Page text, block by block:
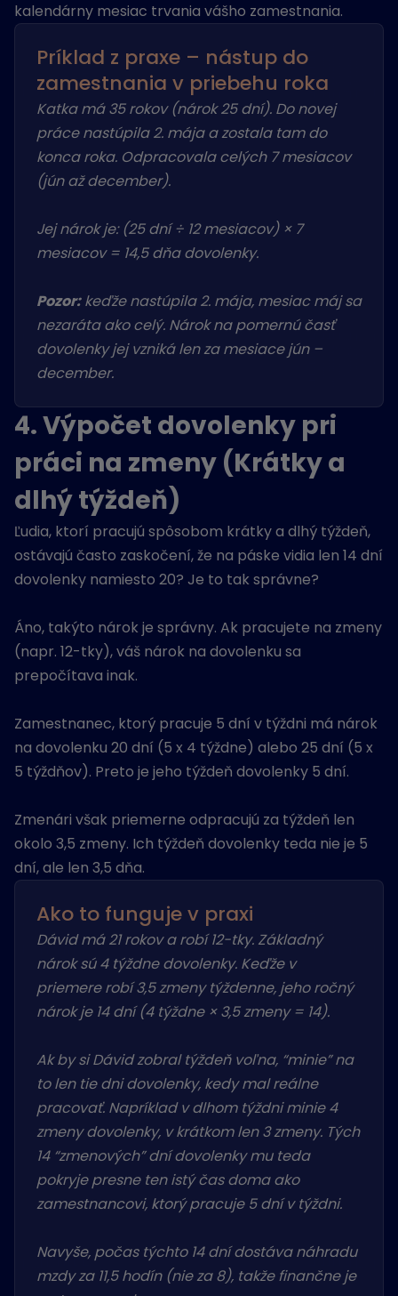
kalendárny mesiac trvania vášho zamestnania.
Príklad z praxe – nástup do
zamestnania v priebehu roka
Katka má 35 rokov (nárok 25 dní). Do novej
práce nastúpila 2. mája a zostala tam do
konca roka. Odpracovala celých 7 mesiacov
(jún až december).
Jej nárok je: (25 dní ÷ 12 mesiacov) × 7
mesiacov = 14,5 dňa dovolenky.
Pozor:keďže nastúpila 2. mája, mesiac máj sa
nezaráta ako celý. Nárok na pomernú časť
dovolenky jej vzniká len za mesiace jún –
december.
4. Výpočet dovolenky pri
práci na zmeny (Krátky a
dlhý týždeň)
Ľudia, ktorí pracujú spôsobom krátky a dlhý týždeň,
ostávajú často zaskočení, že na páske vidia len 14 dní
dovolenky namiesto 20? Je to tak správne?
Áno, takýto nárok je správny. Ak pracujete na zmeny
(napr. 12-tky), váš nárok na dovolenku sa
prepočítava inak.
Zamestnanec, ktorý pracuje 5 dní v týždni má nárok
na dovolenku 20 dní (5 x 4 týždne) alebo 25 dní (5 x
5 týždňov). Preto je jeho týždeň dovolenky 5 dní.
Zmenári však priemerne odpracujú za týždeň len
okolo 3,5 zmeny. Ich týždeň dovolenky teda nie je 5
dní, ale len 3,5 dňa.
Ako to funguje v praxi
Dávid má 21 rokov a robí 12-tky. Základný
nárok sú 4 týždne dovolenky. Keďže v
priemere robí 3,5 zmeny týždenne, jeho ročný
nárok je 14 dní (4 týždne × 3,5 zmeny = 14).
Ak by si Dávid zobral týždeň voľna, “minie” na
to len tie dni dovolenky, kedy mal reálne
pracovať. Napríklad v dlhom týždni minie 4
zmeny dovolenky, v krátkom len 3 zmeny. Tých
14 “zmenových” dní dovolenky mu teda
pokryje presne ten istý čas doma ako
zamestnancovi, ktorý pracuje 5 dní v týždni.
Navyše, počas týchto 14 dní dostáva náhradu
mzdy za 11,5 hodín (nie za 8), takže finančne je